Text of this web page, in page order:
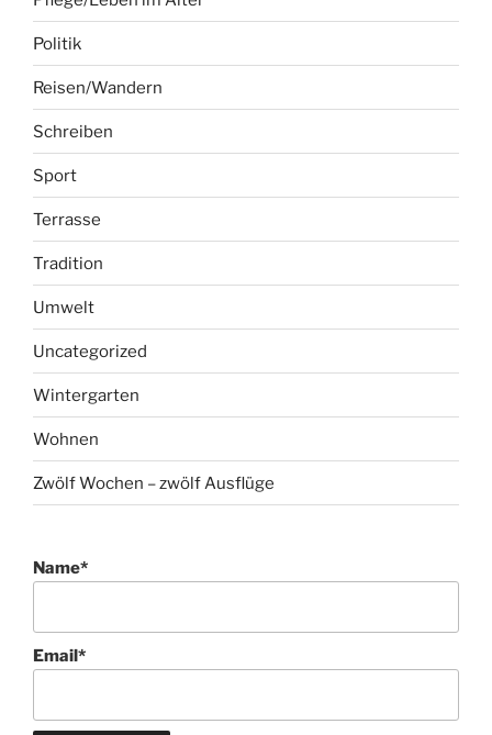
Politik
Reisen/Wandern
Schreiben
Sport
Terrasse
Tradition
Umwelt
Uncategorized
Wintergarten
Wohnen
Zwölf Wochen – zwölf Ausflüge
Name*
Email*